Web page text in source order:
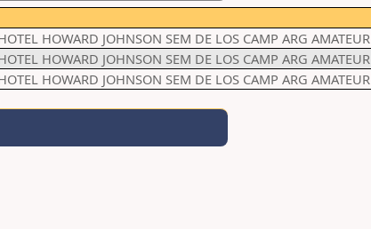
HOWARD JOHNSON SEM DE LOS CAMP ARG AMATEUR
HOWARD JOHNSON SEM DE LOS CAMP ARG AMATEUR
HOWARD JOHNSON SEM DE LOS CAMP ARG AMATEUR